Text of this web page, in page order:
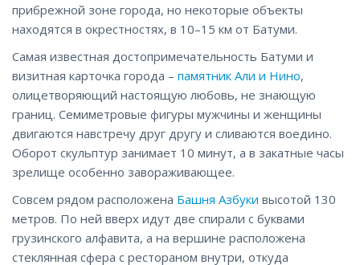
прибрежной зоне города, но некоторые объекты
находятся в окрестностях, в 10–15 км от Батуми.
Самая известная достопримечательность Батуми и
визитная карточка города – памятник Али и Нино,
олицетворяющий настоящую любовь, не знающую
границ. Семиметровые фигуры мужчины и женщины
двигаются навстречу друг другу и сливаются воедино.
Оборот скульптур занимает 10 минут, а в закатные часы
зрелище особенно завораживающее.
Совсем рядом расположена Башня Азбуки высотой 130
метров. По ней вверх идут две спирали с буквами
грузинского алфавита, а на вершине расположена
стеклянная сфера с рестораном внутри, откуда